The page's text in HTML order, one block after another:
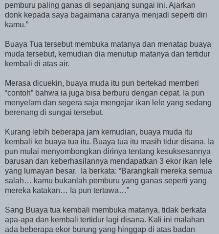
pemburu paling ganas di sepanjang sungai ini. Ajarkan
donk kepada saya bagaimana caranya menjadi seperti diri
kamu.”
Buaya Tua tersebut membuka matanya dan menatap buaya
muda tersebut, kemudian dia menutup matanya dan tertidur
kembali di atas air.
Merasa dicuekin, buaya muda itu pun bertekad memberi
“contoh” bahwa ia juga bisa berburu dengan cepat. Ia pun
menyelam dan segera saja mengejar ikan lele yang sedang
berenang di sungai tersebut.
Kurang lebih beberapa jam kemudian, buaya muda itu
kembali ke buaya tua itu. Buaya tua itu masih tidur disana. Ia
pun mulai menyombongkan dirinya tentang kesuksesannya
barusan dan keberhasilannya mendapatkan 3 ekor ikan lele
yang lumayan besar. Ia berkata: “Barangkali mereka semua
salah… kamu bukanlah pemburu yang ganas seperti yang
mereka katakan… Ia pun tertawa…”
Sang Buaya tua kembali membuka matanya, tidak berkata
apa-apa dan kembali tertidur lagi disana. Kali ini malahan
ada beberapa ekor burung yang hinggap di atas badan